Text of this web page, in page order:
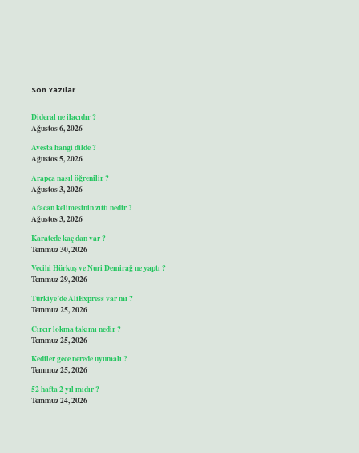
Son Yazılar
Dideral ne ilacıdır ?
Ağustos 6, 2026
Avesta hangi dilde ?
Ağustos 5, 2026
Arapça nasıl öğrenilir ?
Ağustos 3, 2026
Afacan kelimesinin zıttı nedir ?
Ağustos 3, 2026
Karatede kaç dan var ?
Temmuz 30, 2026
Vecihi Hürkuş ve Nuri Demirağ ne yaptı ?
Temmuz 29, 2026
Türkiye’de AliExpress var mı ?
Temmuz 25, 2026
Cırcır lokma takımı nedir ?
Temmuz 25, 2026
Kediler gece nerede uyumalı ?
Temmuz 25, 2026
52 hafta 2 yıl mıdır ?
Temmuz 24, 2026